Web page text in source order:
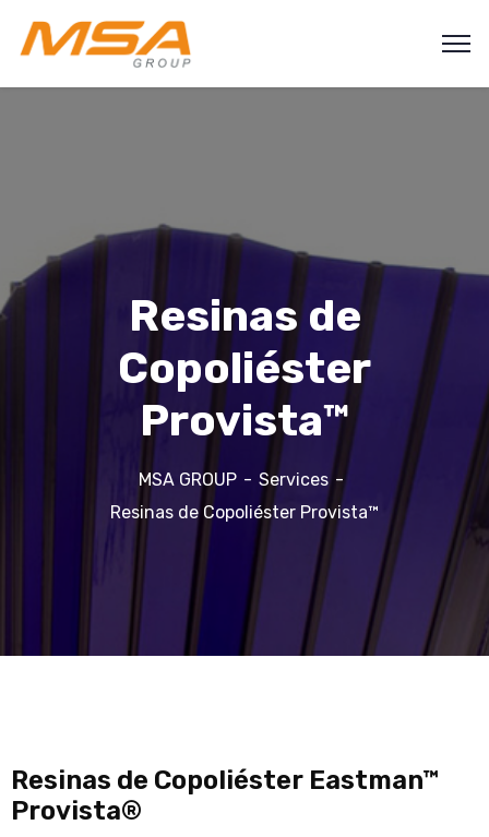
Resinas de
Copoliéster
Provista™
MSA GROUP
Services
Resinas de Copoliéster Provista™
Resinas de Copoliéster Eastman™
Provista®